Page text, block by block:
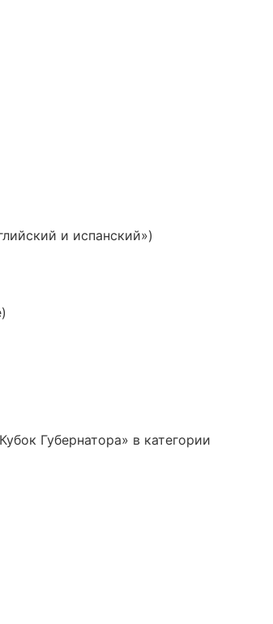
и испанский»)
Губернатора» в категории